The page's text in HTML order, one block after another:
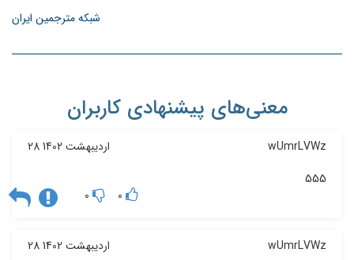
شبکه مترجمین ایران
معنی‌های پیشنهادی کاربران
wUmrLVWz 28 اردیبهشت 1402
555
0
0
wUmrLVWz 28 اردیبهشت 1402